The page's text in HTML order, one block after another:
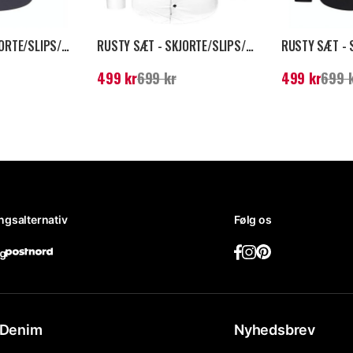
RUSTY SÆT - SKJORTE/SLIPS/VEST - MÖRKGRÅ/SORT
RUSTY SÆT - SKJORTE/SLIPS/VEST - SORT/HVID
Nuværende pris:499 kr
499 kr699 kr
Nuværende
499 kr699
Følg os
Nyhedsbrev